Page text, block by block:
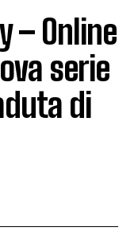
– Online
serie
di